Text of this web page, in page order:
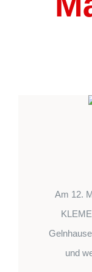
Am 12.
und